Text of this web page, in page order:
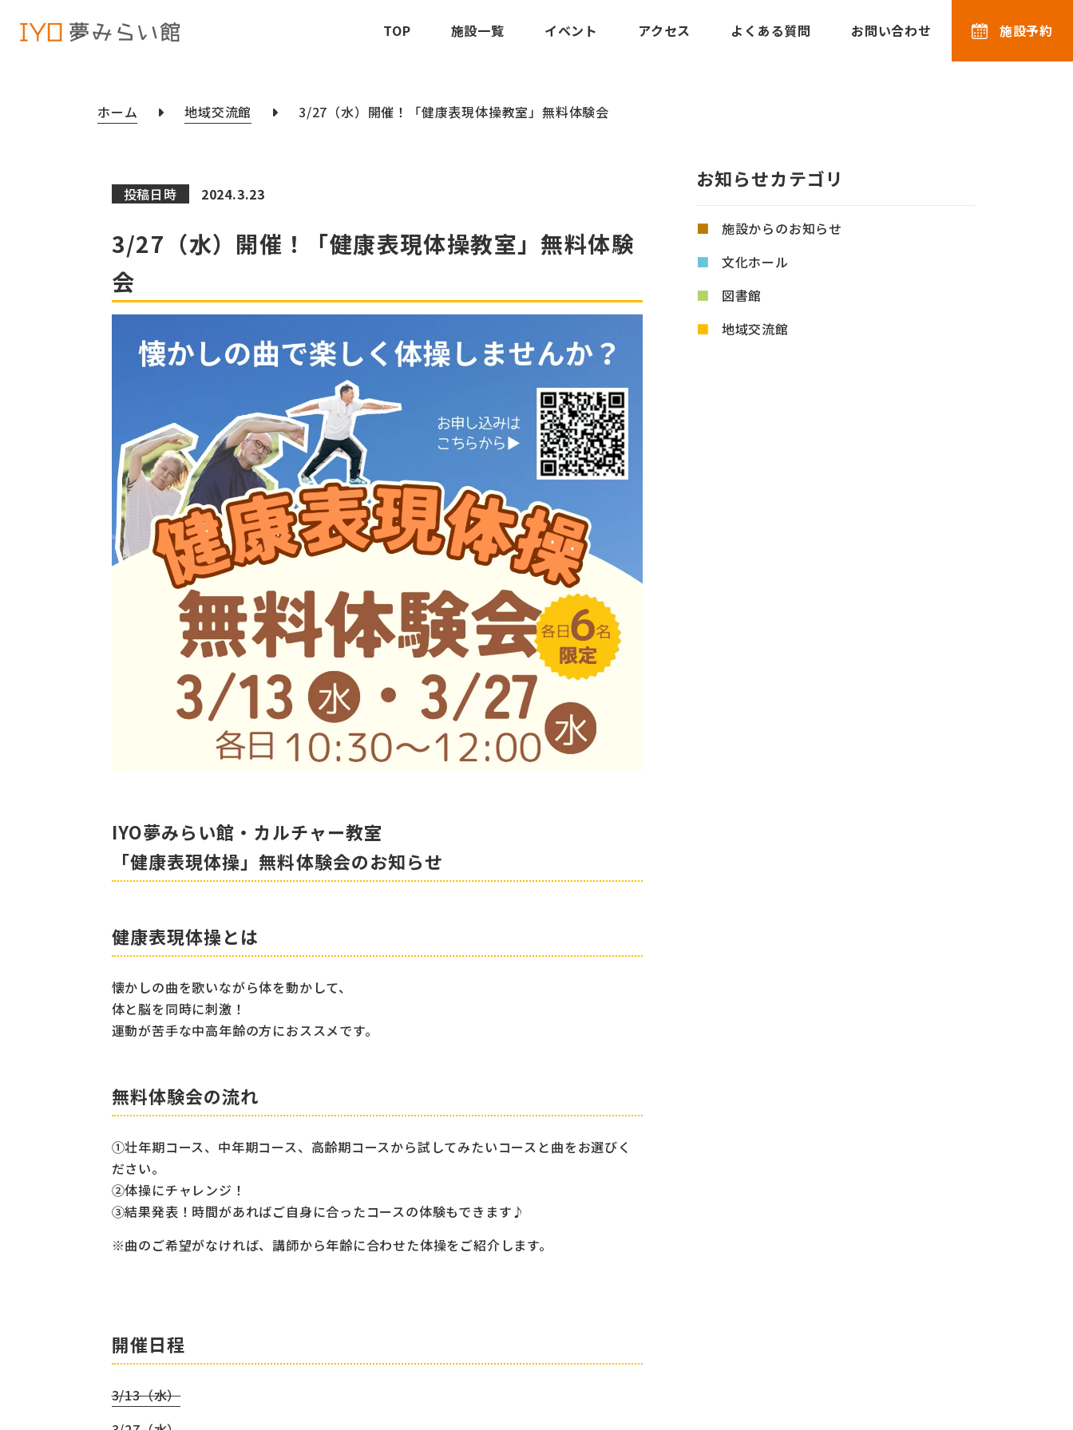
TOP 施設一覧 イベント アクセス よくある質問 お問い合わせ 施設予約
ホーム 地域交流館 3/27（水）開催！「健康表現体操教室」無料体験会
投稿日時 2024.3.23
3/27（水）開催！「健康表現体操教室」無料体験
会
IYO夢みらい館・カルチャー教室
「健康表現体操」無料体験会のお知らせ
健康表現体操とは
懐かしの曲を歌いながら体を動かして、
体と脳を同時に刺激！
運動が苦手な中高年齢の方におススメです。
無料体験会の流れ
①壮年期コース、中年期コース、高齢期コースから試してみたいコースと曲をお選びく
ださい。
②体操にチャレンジ！
③結果発表！時間があればご自身に合ったコースの体験もできます♪
※曲のご希望がなければ、講師から年齢に合わせた体操をご紹介します。
開催日程
3/13（水）
お知らせカテゴリ
施設からのお知らせ
文化ホール
図書館
地域交流館